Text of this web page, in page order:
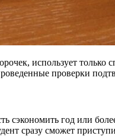
использует только
проверки
сэкономить год или
сразу сможет